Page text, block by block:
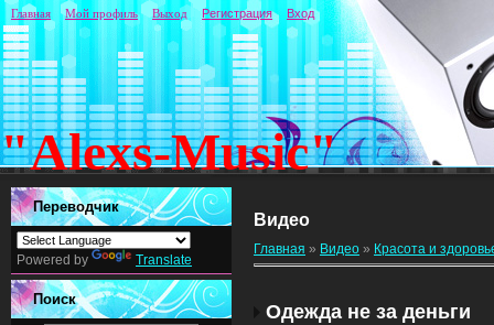
"Alexs-Music"
Главная Мой профиль Выход Регистрация Вход
Переводчик
Powered by Translate
Поиск
Видео
Главная » Видео » Красота и
Одежда не за деньги